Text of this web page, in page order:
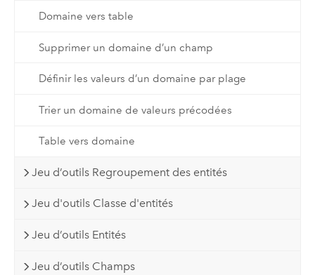
Domaine vers table
Supprimer un domaine d’un champ
Définir les valeurs d’un domaine par plage
Trier un domaine de valeurs précodées
Table vers domaine
Jeu d’outils Regroupement des entités
Jeu d'outils Classe d'entités
Jeu d’outils Entités
Jeu d’outils Champs